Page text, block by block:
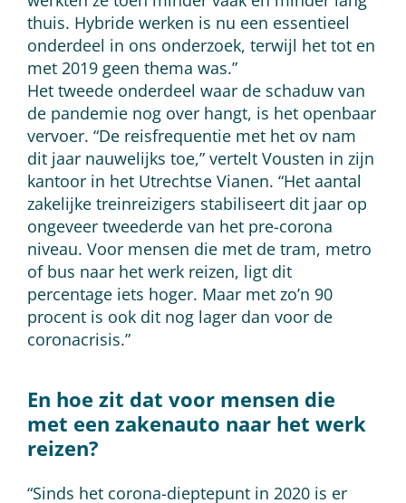
thuis. Hybride werken is nu een essentieel
onderdeel in ons onderzoek, terwijl het tot en
met 2019 geen thema was.”
Het tweede onderdeel waar de schaduw van
de pandemie nog over hangt, is het openbaar
vervoer. “De reisfrequentie met het ov nam
dit jaar nauwelijks toe,” vertelt Vousten in zijn
kantoor in het Utrechtse Vianen. “Het aantal
zakelijke treinreizigers stabiliseert dit jaar op
ongeveer tweederde van het pre-corona
niveau. Voor mensen die met de tram, metro
of bus naar het werk reizen, ligt dit
percentage iets hoger. Maar met zo’n 90
procent is ook dit nog lager dan voor de
coronacrisis.”
En hoe zit dat voor mensen die
met een zakenauto naar het werk
reizen?
“Sinds het corona-dieptepunt in 2020 is er